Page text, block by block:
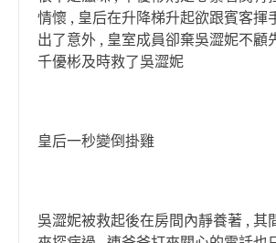
情懷 , 皇后在升降梯升起欲跟賓客揮
出了意外 , 皇室成員卻棄吳澀妮不顧
千優彬及時救了吳澀妮
皇后一秒變倒掛雞
吳澀妮被救起後在房間內靜養著 , 其